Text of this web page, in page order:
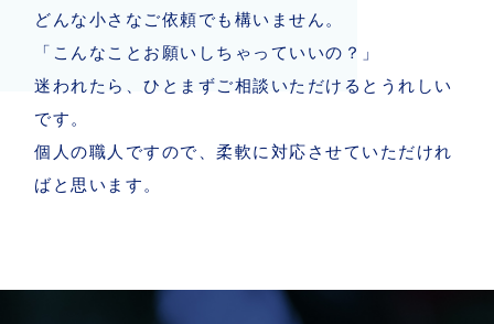
どんな小さなご依頼でも構いません。
「こんなことお願いしちゃっていいの？」
迷われたら、ひとまずご相談いただけるとうれしい
です。
個人の職人ですので、柔軟に対応させていただけれ
ばと思います。